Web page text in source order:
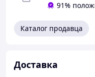
91%
Каталог продавца
Доставка